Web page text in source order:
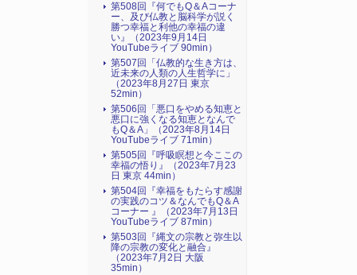
第508回『何でもQ＆Aコーナ
ー、及び仏教と脳科学が説く
勝つ幸福と利他の幸福の違
い』（2023年9月14日
YouTubeライブ 90min）
第507回「仏教的な生き方は、
近未来の人類の人生哲学に」
（2023年8月27日 東京
52min）
第506回「悪口をやめる知恵と
悪口に強くなる知恵となんで
もQ＆A」（2023年8月14日
YouTubeライブ 71min）
第505回『呼吸瞑想と今ここの
幸福の悟り』（2023年7月23
日 東京 44min）
第504回『幸福をもたらす感謝
の実践のコツ＆なんでもQ＆A
コーナー 』（2023年7月13日
YouTubeライブ 87min）
第503回『縄文の宗教と弥生以
降の宗教の変化と融合』
（2023年7月2日 大阪
35min）